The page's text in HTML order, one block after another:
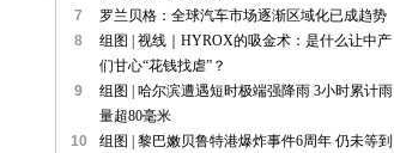
7
罗兰贝格：全球汽车市场逐渐区域化已成趋势
8
组图 | 视线｜HYROX的吸金术：是什么让中产
们甘心“花钱找虐”？
9
组图 | 哈尔滨遭遇短时极端强降雨 3小时累计雨
量超80毫米
10
组图 | 黎巴嫩贝鲁特港爆炸事件6周年 仍未等到